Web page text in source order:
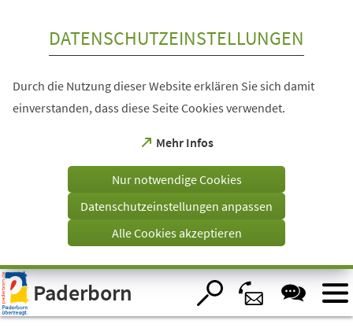
Visuelle
Assistenzsoftware
öffnen.
DATENSCHUTZEINSTELLUNGEN
Durch die Nutzung dieser Website erklären Sie sich damit
einverstanden, dass diese Seite Cookies verwendet.
Mehr Infos
(Öffnet
einem
Tab)
Nur notwendige Cookies
Datenschutzeinstellungen anpassen
Alle Cookies akzeptieren
Paderborn